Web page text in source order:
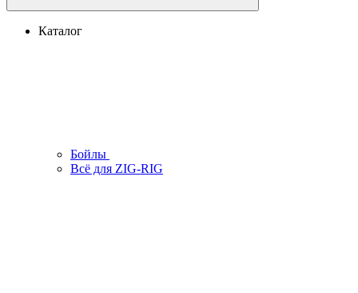
Каталог
Бойлы
Всё для ZIG-RIG